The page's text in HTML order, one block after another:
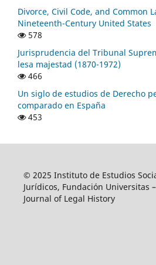
Divorce, Civil Code, and Common
Nineteenth-Century United States
578
Jurisprudencia del Tribunal
lesa majestad (1870-1972)
466
Un siglo de estudios de Derecho
comparado en España
453
© 2025 Instituto de Estudios
Jurídicos, Fundación Universitas
Journal of Legal History